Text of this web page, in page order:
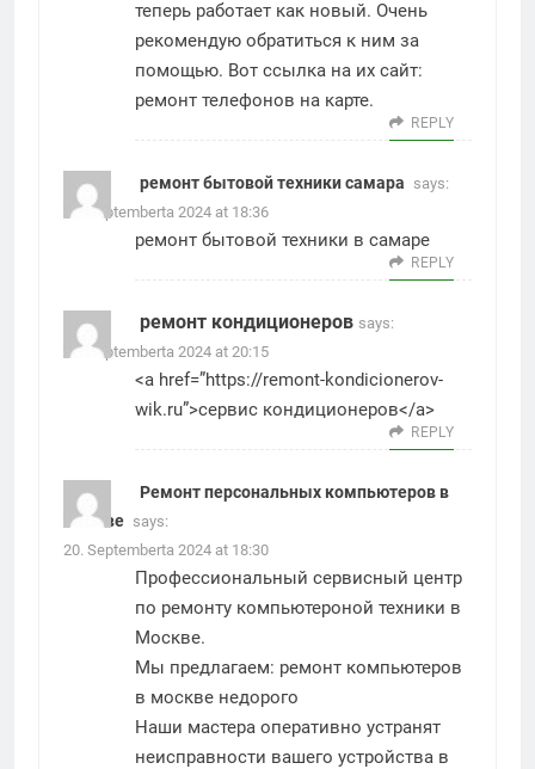
теперь работает как новый. Очень
рекомендую обратиться к ним за
помощью. Вот ссылка на их сайт:
ремонт телефонов на карте.
REPLY
ремонт бытовой техники самара says:
19. Septemberta 2024 at 18:36
ремонт бытовой техники в самаре
REPLY
ремонт кондиционеров says:
19. Septemberta 2024 at 20:15
<a href=”https://remont-kondicionerov-
wik.ru”>сервис кондиционеров</a>
REPLY
Ремонт персональных компьютеров в
Москве says:
20. Septemberta 2024 at 18:30
Профессиональный сервисный центр
по ремонту компьютероной техники в
Москве.
Мы предлагаем: ремонт компьютеров
в москве недорого
Наши мастера оперативно устранят
неисправности вашего устройства в